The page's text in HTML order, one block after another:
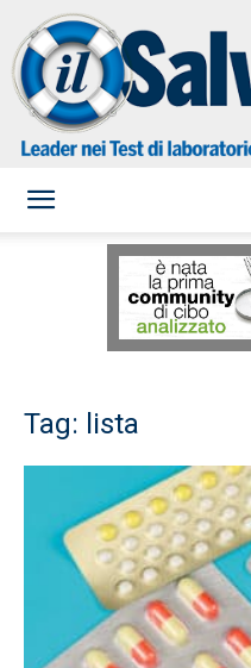
Tag: lista